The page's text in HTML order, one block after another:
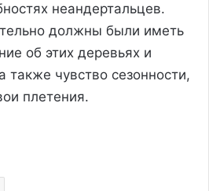
неандертальцев.
должны были иметь
об этих деревьях и
также чувство сезонности,
плетения.